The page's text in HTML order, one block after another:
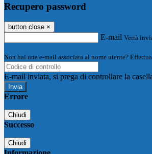
Recupero password
button close ×
E-mail Verrà
Non hai una e-mail associata al nome utente?
E-mail inviata, si prega di controllare la
Errore
Chiudi
Successo
Chiudi